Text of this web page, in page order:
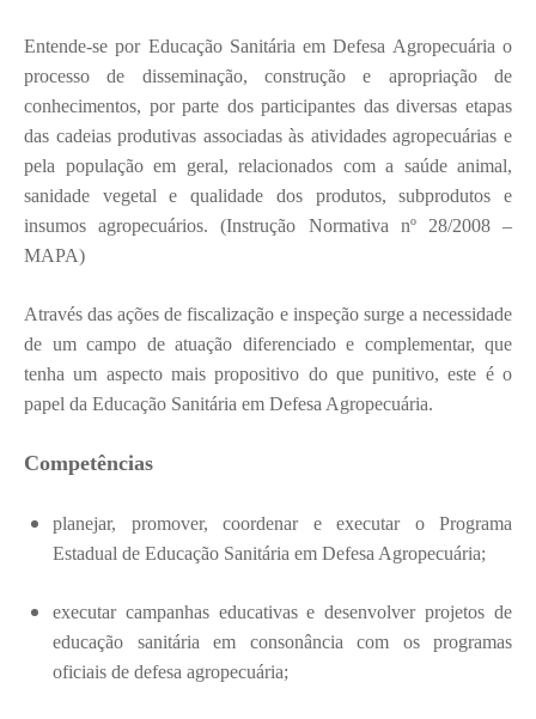
Entende-se por Educação Sanitária em Defesa Agropecuária o
processo de disseminação, construção e apropriação de
conhecimentos, por parte dos participantes das diversas etapas
das cadeias produtivas associadas às atividades agropecuárias e
pela população em geral, relacionados com a saúde animal,
sanidade vegetal e qualidade dos produtos, subprodutos e
insumos agropecuários. (Instrução Normativa nº 28/2008 –
MAPA)
Através das ações de fiscalização e inspeção surge a necessidade
de um campo de atuação diferenciado e complementar, que
tenha um aspecto mais propositivo do que punitivo, este é o
papel da Educação Sanitária em Defesa Agropecuária.
Competências
planejar, promover, coordenar e executar o Programa
Estadual de Educação Sanitária em Defesa Agropecuária;
executar campanhas educativas e desenvolver projetos de
educação sanitária em consonância com os programas
oficiais de defesa agropecuária;